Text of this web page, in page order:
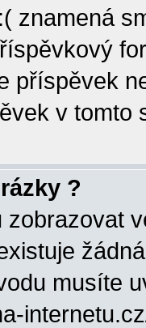
znamená
příspěvek
v tomto
?
zobrazovat
musíte